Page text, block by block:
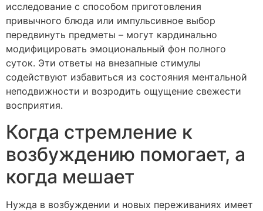
исследование с способом приготовления
привычного блюда или импульсивное выбор
передвинуть предметы – могут кардинально
модифицировать эмоциональный фон полного
суток. Эти ответы на внезапные стимулы
содействуют избавиться из состояния ментальной
неподвижности и возродить ощущение свежести
восприятия.
Когда стремление к
возбуждению помогает, а
когда мешает
Нужда в возбуждении и новых переживаниях имеет